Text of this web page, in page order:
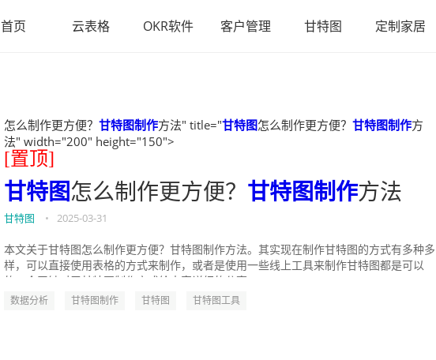
首页 云表格 OKR软件 客户管理 甘特图 定制家居
怎么制作更方便？ 甘特图制作方法" title="甘特图怎么制作更方便？ 甘特图制作方
法" width="200" height="150">
[置顶]
甘特图怎么制作更方便？ 甘特图制作方法
甘特图 • 2025-03-31
本文关于甘特图怎么制作更方便？甘特图制作方法。其实现在制作甘特图的方式有多种多
样，可以直接使用表格的方式来制作，或者是使用一些线上工具来制作甘特图都是可以
数据分析 甘特图制作 甘特图 甘特图工具